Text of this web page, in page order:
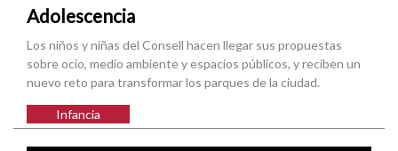
Adolescencia
Los niños y niñas del Consell hacen llegar sus propuestas
sobre ocio, medio ambiente y espacios públicos, y reciben un
nuevo reto para transformar los parques de la ciudad.
Infancia